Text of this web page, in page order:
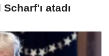
Scharf'ı atadı